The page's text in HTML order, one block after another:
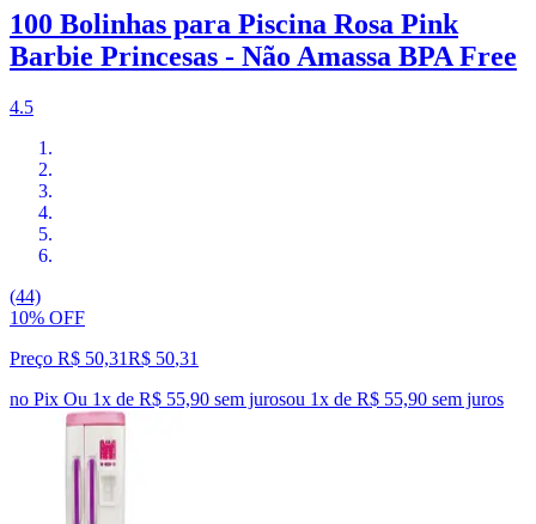
100 Bolinhas para Piscina Rosa Pink
Barbie Princesas - Não Amassa BPA Free
4.5
(44)
10% OFF
Preço R$ 50,31R$ 50,31
no Pix Ou 1x de R$ 55,90 sem jurosou 1x de R$ 55,90 sem juros